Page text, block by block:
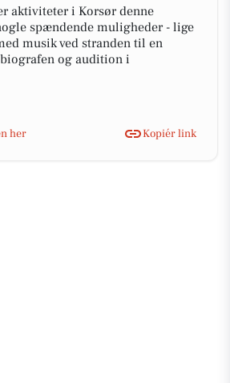
aktiviteter i Korsør denne
spændende muligheder - lige
musik ved stranden til en
og audition i
her
Kopiér link